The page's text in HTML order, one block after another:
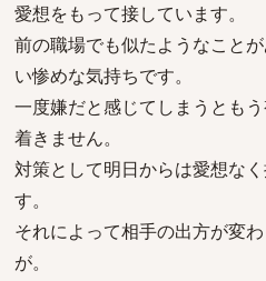
愛想をもって接しています。
前の職場でも似たようなこと
い惨めな気持ちです。
一度嫌だと感じてしまうとも
着きません。
対策として明日からは愛想な
す。
それによって相手の出方が変
が。